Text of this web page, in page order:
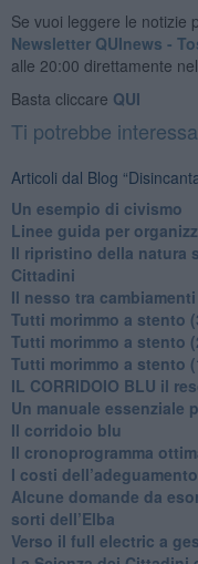
Se vuoi leggere le notizie
Newsletter QUInews -
alle 20:00 direttamente
Basta cliccare QUI
Ti potrebbe
Articoli dal Blog
​Un esempio di civismo
​Linee guida per
​Il ripristino della natura
Cittadini
Il nesso tra
Tutti morimmo a stento
Tutti morimmo a stento
​Tutti morimmo a stento
IL CORRIDOIO BLU il
Un manuale essenziale
Il corridoio blu
​Il cronoprogramma
​I costi
Alcune domande da
sorti dell’Elba
Verso il full electric a